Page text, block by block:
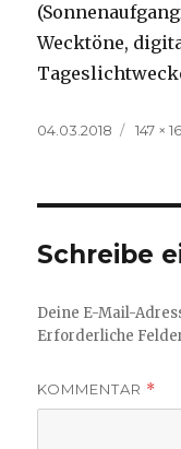
Wecktöne,
Veröffentlicht
04.03.2018
Volle
147 ×
Schreibe
Deine E-Mail-
Erforderliche
KOMMENTAR *